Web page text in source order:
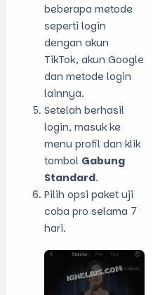
beberapa metode
seperti login
dengan akun
TikTok, akun Google
dan metode login
lainnya.
Setelah berhasil
login, masuk ke
menu profil dan klik
tombol Gabung
Standard.
Pilih opsi paket uji
coba pro selama 7
hari.